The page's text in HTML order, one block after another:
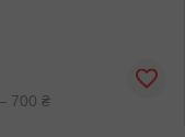
700 ₴